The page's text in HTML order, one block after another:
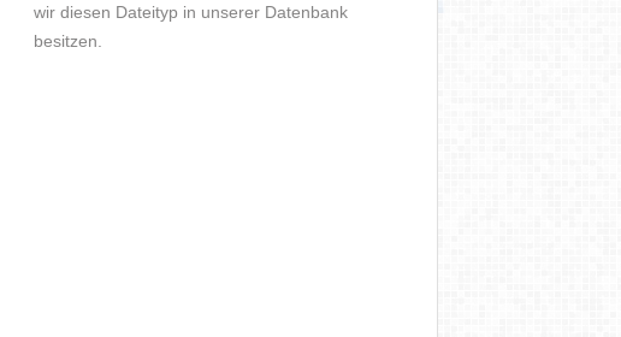
wir diesen Dateityp in unserer Datenbank
besitzen.